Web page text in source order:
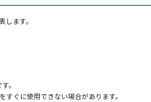
ます。
。
ぐに使用できない場合があります。